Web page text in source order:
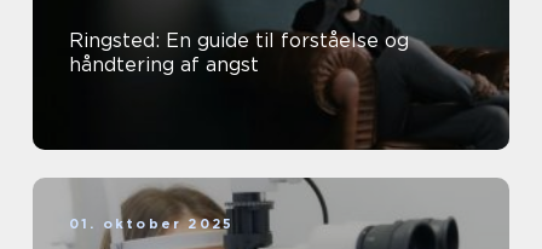
Ringsted: En guide til forståelse og
håndtering af angst
01. oktober 2025